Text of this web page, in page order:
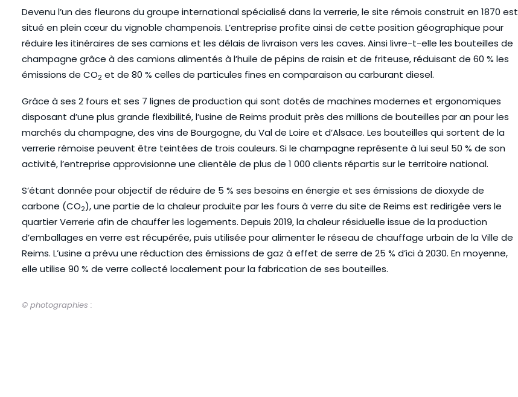
Devenu l’un des fleurons du groupe international spécialisé dans la verrerie, le site rémois construit en 1870 est
situé en plein cœur du vignoble champenois. L’entreprise profite ainsi de cette position géographique pour
réduire les itinéraires de ses camions et les délais de livraison vers les caves. Ainsi livre-t-elle les bouteilles de
champagne grâce à des camions alimentés à l’huile de pépins de raisin et de friteuse, réduisant de 60 % les
émissions de CO2 et de 80 % celles de particules fines en comparaison au carburant diesel.
Grâce à ses 2 fours et ses 7 lignes de production qui sont dotés de machines modernes et ergonomiques
disposant d’une plus grande flexibilité, l’usine de Reims produit près des millions de bouteilles par an pour les
marchés du champagne, des vins de Bourgogne, du Val de Loire et d’Alsace. Les bouteilles qui sortent de la
verrerie rémoise peuvent être teintées de trois couleurs. Si le champagne représente à lui seul 50 % de son
activité, l’entreprise approvisionne une clientèle de plus de 1 000 clients répartis sur le territoire national.
S’étant donnée pour objectif de réduire de 5 % ses besoins en énergie et ses émissions de dioxyde de
carbone (CO2), une partie de la chaleur produite par les fours à verre du site de Reims est redirigée vers le
quartier Verrerie afin de chauffer les logements. Depuis 2019, la chaleur résiduelle issue de la production
d’emballages en verre est récupérée, puis utilisée pour alimenter le réseau de chauffage urbain de la Ville de
Reims. L’usine a prévu une réduction des émissions de gaz à effet de serre de 25 % d’ici à 2030. En moyenne,
elle utilise 90 % de verre collecté localement pour la fabrication de ses bouteilles.
© photographies :